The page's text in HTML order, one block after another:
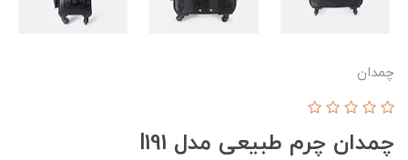
چمدان
چمدان چرم طبیعی مدل l191